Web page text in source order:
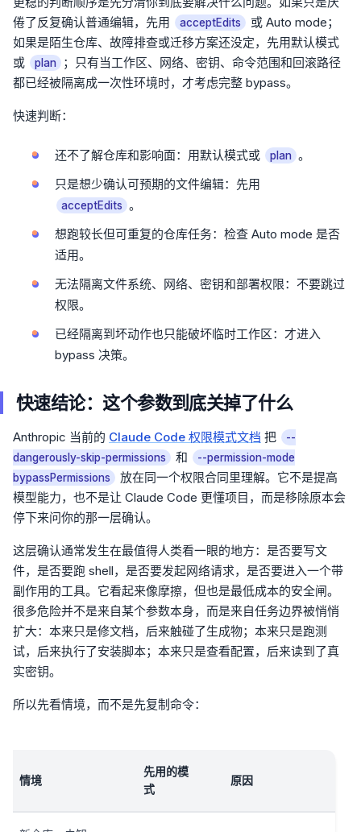
倦了反复确认普通编辑，先用
acceptEdits
或 Auto mode；
如果是陌生仓库、故障排查或迁移方案还没定，先用默认模式
或
plan
；只有当工作区、网络、密钥、命令范围和回滚路径
都已经被隔离成一次性环境时，才考虑完整 bypass。
快速判断：
还不了解仓库和影响面：用默认模式或 plan 。
只是想少确认可预期的文件编辑：先用
acceptEdits 。
想跑较长但可重复的仓库任务：检查 Auto mode 是否
适用。
无法隔离文件系统、网络、密钥和部署权限：不要跳过
权限。
已经隔离到坏动作也只能破坏临时工作区：才进入
bypass 决策。
快速结论：这个参数到底关掉了什么
Anthropic 当前的 Claude Code 权限模式文档 把
--
dangerously-skip-permissions
和
--permission-mode
bypassPermissions
放在同一个权限合同里理解。它不是提高
模型能力，也不是让 Claude Code 更懂项目，而是移除原本会
停下来问你的那一层确认。
这层确认通常发生在最值得人类看一眼的地方：是否要写文
件，是否要跑 shell，是否要发起网络请求，是否要进入一个带
副作用的工具。它看起来像摩擦，但也是最低成本的安全闸。
很多危险并不是来自某个参数本身，而是来自任务边界被悄悄
扩大：本来只是修文档，后来触碰了生成物；本来只是跑测
试，后来执行了安装脚本；本来只是查看配置，后来读到了真
实密钥。
所以先看情境，而不是先复制命令：
情境
先用的模
式
原因